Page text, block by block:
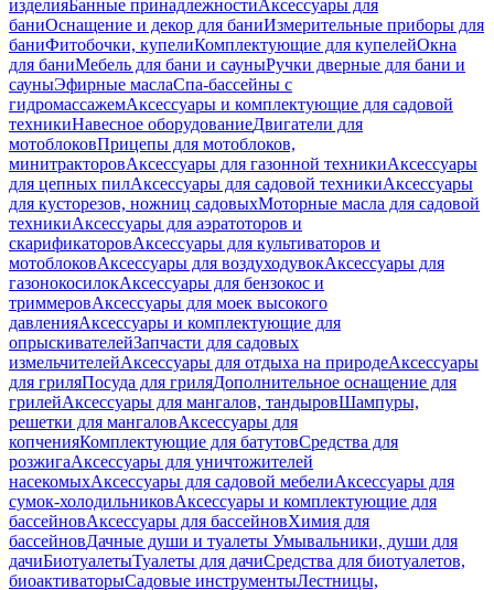
изделияБанные принадлежностиАксессуары для
баниОснащение и декор для баниИзмерительные приборы для
баниФитобочки, купелиКомплектующие для купелейОкна
для баниМебель для бани и сауныРучки дверные для бани и
сауныЭфирные маслаСпа-бассейны с
гидромассажемАксессуары и комплектующие для садовой
техникиНавесное оборудованиеДвигатели для
мотоблоковПрицепы для мотоблоков,
минитракторовАксессуары для газонной техникиАксессуары
для цепных пилАксессуары для садовой техникиАксессуары
для кусторезов, ножниц садовыхМоторные масла для садовой
техникиАксессуары для аэратоторов и
скарификаторовАксессуары для культиваторов и
мотоблоковАксессуары для воздуходувокАксессуары для
газонокосилокАксессуары для бензокос и
триммеровАксессуары для моек высокого
давленияАксессуары и комплектующие для
опрыскивателейЗапчасти для садовых
измельчителейАксессуары для отдыха на природеАксессуары
для гриляПосуда для гриляДополнительное оснащение для
грилейАксессуары для мангалов, тандыровШампуры,
решетки для мангаловАксессуары для
копченияКомплектующие для батутовСредства для
розжигаАксессуары для уничтожителей
насекомыхАксессуары для садовой мебелиАксессуары для
сумок-холодильниковАксессуары и комплектующие для
бассейновАксессуары для бассейновХимия для
бассейновДачные души и туалеты Умывальники, души для
дачиБиотуалетыТуалеты для дачиСредства для биотуалетов,
биоактиваторыСадовые инструментыЛестницы,